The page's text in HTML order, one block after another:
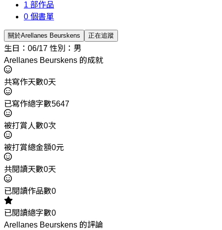
1 部作品
0 個書單
關於Arellanes Beurskens 正在追蹤
生日：06/17 性別：男
Arellanes Beurskens 的成就
共寫作天數0天
已寫作總字數5647
被打賞人數0次
被打賞總金額0元
共閱讀天數0天
已閱讀作品數0
已閱讀總字數0
Arellanes Beurskens 的評論